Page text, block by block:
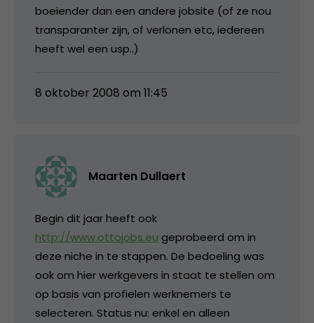
boeiender dan een andere jobsite (of ze nou
transparanter zijn, of verlonen etc, iedereen
heeft wel een usp..)
8 oktober 2008 om 11:45
Maarten Dullaert
Begin dit jaar heeft ook
http://www.ottojobs.eu geprobeerd om in
deze niche in te stappen. De bedoeling was
ook om hier werkgevers in staat te stellen om
op basis van profielen werknemers te
selecteren. Status nu: enkel en alleen